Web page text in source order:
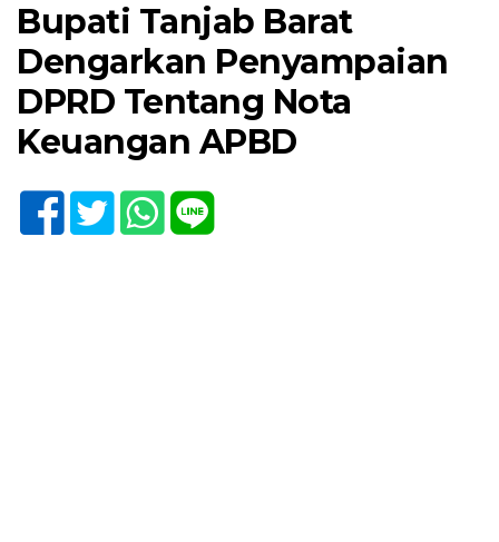
Bupati Tanjab Barat
Dengarkan Penyampaian
DPRD Tentang Nota
Keuangan APBD